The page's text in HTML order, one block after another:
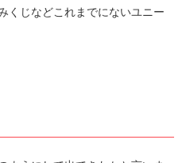
くじなどこれまでにないユニー